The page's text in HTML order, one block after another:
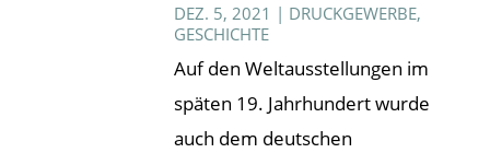
DEZ. 5, 2021 | DRUCKGEWERBE,
GESCHICHTE
Auf den Weltausstellungen im
späten 19. Jahrhundert wurde
auch dem deutschen